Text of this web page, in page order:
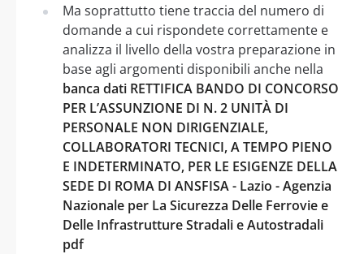
Ma soprattutto tiene traccia del numero di
domande a cui rispondete correttamente e
analizza il livello della vostra preparazione in
base agli argomenti disponibili anche nella
banca dati RETTIFICA BANDO DI CONCORSO
PER L’ASSUNZIONE DI N. 2 UNITÀ DI
PERSONALE NON DIRIGENZIALE,
COLLABORATORI TECNICI, A TEMPO PIENO
E INDETERMINATO, PER LE ESIGENZE DELLA
SEDE DI ROMA DI ANSFISA - Lazio - Agenzia
Nazionale per La Sicurezza Delle Ferrovie e
Delle Infrastrutture Stradali e Autostradali
pdf